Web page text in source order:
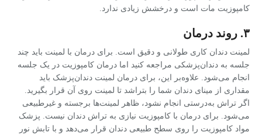
کامپوزیت مات است و درخشش زیادی ندارد.
۳. روند درمان
لمینت دندان کاری طولانی و دقیق است. برای درمان با لمینت باید چند
جلسه به دندان‌پزشکی مراجعه کنید اما درمان کامپوزیت در یک جلسه
انجام می‌شود. علاوه‌بر این، برای درمان لمینت دندان‌پزشک باید
مقداری از مینای دندان شما را بتراشد تا لمینت روی آن قرار بگیرید.
اگر تراش به‌درستی انجام نشود، ظاهر لمینت‌ها برجسته و غیرطبیعی
می‌شود. برای درمان با کامپوزیت نیازی به تراش دندان نیست. پزشک
مواد کامپوزیت را روی سطح طبیعی دندان قرار می‌دهد و با تابش نور